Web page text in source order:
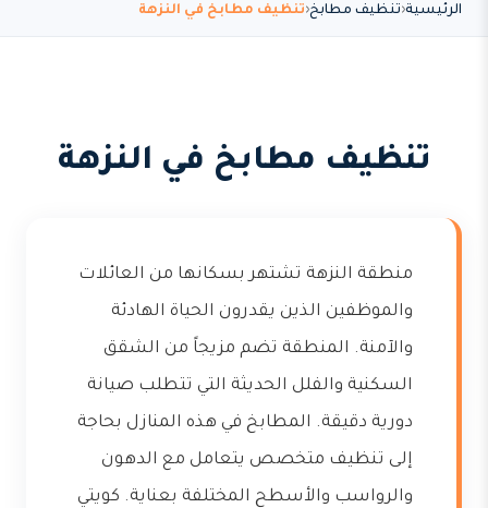
الرئيسية تنظيف مطابخ تنظيف مطابخ في النزهة
تنظيف مطابخ في النزهة
منطقة النزهة تشتهر بسكانها من العائلات
والموظفين الذين يقدرون الحياة الهادئة
والآمنة. المنطقة تضم مزيجاً من الشقق
السكنية والفلل الحديثة التي تتطلب صيانة
دورية دقيقة. المطابخ في هذه المنازل بحاجة
إلى تنظيف متخصص يتعامل مع الدهون
والرواسب والأسطح المختلفة بعناية. كويتي